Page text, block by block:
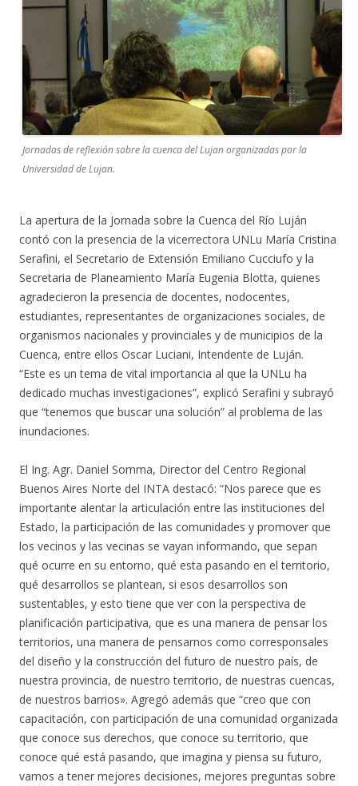
Jornadas de reflexión sobre la cuenca del Lujan organizadas por la
Universidad de Lujan.
La apertura de la Jornada sobre la Cuenca del Río Luján
contó con la presencia de la vicerrectora UNLu María Cristina
Serafini, el Secretario de Extensión Emiliano Cucciufo y la
Secretaria de Planeamiento María Eugenia Blotta, quienes
agradecieron la presencia de docentes, nodocentes,
estudiantes, representantes de organizaciones sociales, de
organismos nacionales y provinciales y de municipios de la
Cuenca, entre ellos Oscar Luciani, Intendente de Luján.
“Este es un tema de vital importancia al que la UNLu ha
dedicado muchas investigaciones”, explicó Serafini y subrayó
que “tenemos que buscar una solución” al problema de las
inundaciones.
El Ing. Agr. Daniel Somma, Director del Centro Regional
Buenos Aires Norte del INTA destacó: “Nos parece que es
importante alentar la articulación entre las instituciones del
Estado, la participación de las comunidades y promover que
los vecinos y las vecinas se vayan informando, que sepan
qué ocurre en su entorno, qué esta pasando en el territorio,
qué desarrollos se plantean, si esos desarrollos son
sustentables, y esto tiene que ver con la perspectiva de
planificación participativa, que es una manera de pensar los
territorios, una manera de pensarnos como corresponsales
del diseño y la construcción del futuro de nuestro país, de
nuestra provincia, de nuestro territorio, de nuestras cuencas,
de nuestros barrios». Agregó además que “creo que con
capacitación, con participación de una comunidad organizada
que conoce sus derechos, que conoce su territorio, que
conoce qué está pasando, que imagina y piensa su futuro,
vamos a tener mejores decisiones, mejores preguntas sobre